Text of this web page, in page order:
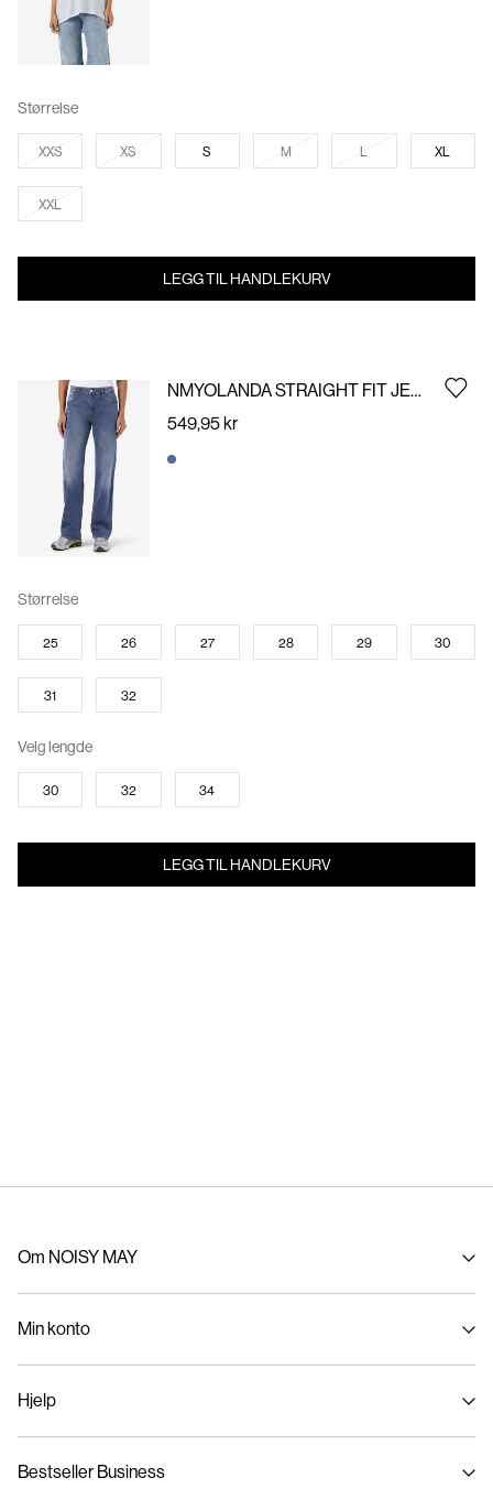
Størrelse
XXS XS S M L XL
XXL
LEGG TIL HANDLEKURV
NMYOLANDA STRAIGHT FIT JEANS
549,95 kr
Størrelse
25 26 27 28 29 30
31 32
Velg lengde
30 32 34
LEGG TIL HANDLEKURV
Om NOISY MAY
Bærekraft
Min konto
Spor bestilling
Hjelp
Størrelsesguide
Bestseller Business